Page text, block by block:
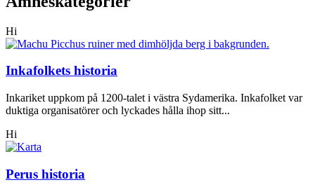
Hi
Inkafolkets historia
Inkariket uppkom på 1200-talet i västra Sydamerika. Inkafolket var
duktiga organisatörer och lyckades hålla ihop sitt...
Hi
Perus historia